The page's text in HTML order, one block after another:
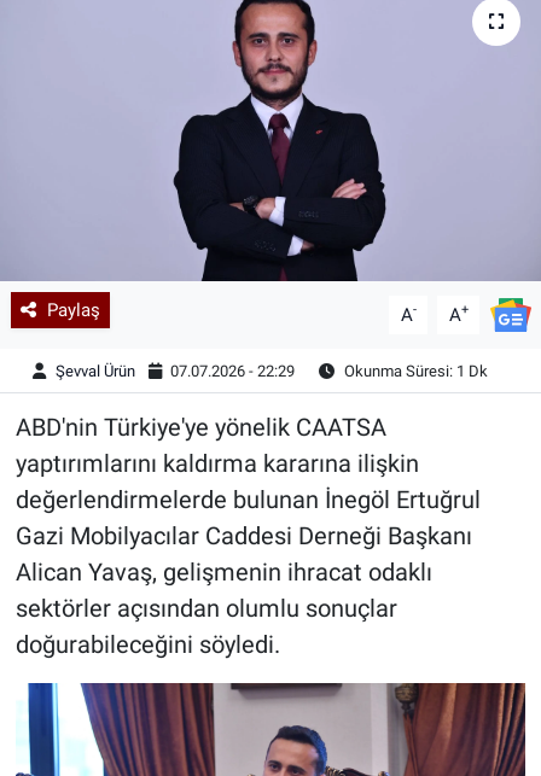
Paylaş A- A+
Şevval Ürün 07.07.2026 - 22:29 Okunma Süresi: 1 Dk
ABD'nin Türkiye'ye yönelik CAATSA
yaptırımlarını kaldırma kararına ilişkin
değerlendirmelerde bulunan İnegöl Ertuğrul
Gazi Mobilyacılar Caddesi Derneği Başkanı
Alican Yavaş, gelişmenin ihracat odaklı
sektörler açısından olumlu sonuçlar
doğurabileceğini söyledi.
Astroloji-Rüya